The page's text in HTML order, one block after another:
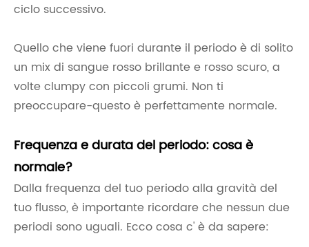
ciclo successivo.
Quello che viene fuori durante il periodo è di solito
un mix di sangue rosso brillante e rosso scuro, a
volte clumpy con piccoli grumi. Non ti
preoccupare-questo è perfettamente normale.
Frequenza e durata del periodo: cosa è
normale?
Dalla frequenza del tuo periodo alla gravità del
tuo flusso, è importante ricordare che nessun due
periodi sono uguali. Ecco cosa c' è da sapere: